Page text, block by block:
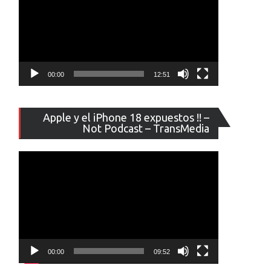
00:00 12:51
Apple y el iPhone 18 expuestos !! –
Not Podcast – TransMedia
de
vídeo
00:00 09:52